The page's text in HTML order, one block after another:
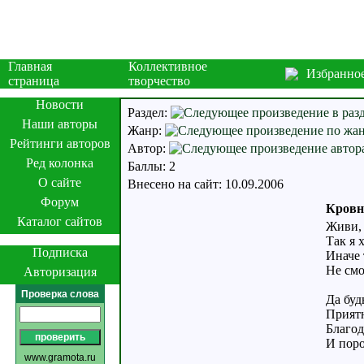
Главная
страница
Коллективное
творчество
Новости
Наши авторы
Рейтинги авторов
Ред колонка
О сайте
Форум
Каталог сайтов
Подписка
Авторизация
Проверка слова
www.gramota.ru
Раздел:
Жанр:
Автор:
Баллы: 2
Внесено на сайт: 10.09.2006
Живи,
Так я
Иначе
Не
Да
И